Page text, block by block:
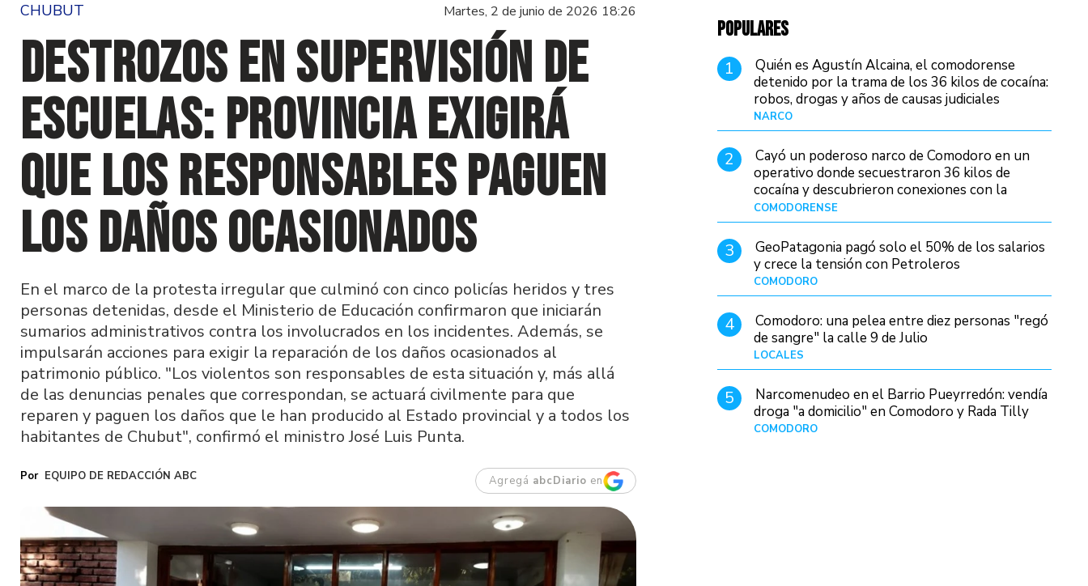
CHUBUT Martes, 2 de junio de 2026 18:26
Destrozos en Supervisión de
Escuelas: Provincia exigirá
que los responsables paguen
los daños ocasionados
En el marco de la protesta irregular que culminó con cinco policías heridos y tres
personas detenidas, desde el Ministerio de Educación confirmaron que iniciarán
sumarios administrativos contra los involucrados en los incidentes. Además, se
impulsarán acciones para exigir la reparación de los daños ocasionados al
patrimonio público. "Los violentos son responsables de esta situación y, más allá
de las denuncias penales que correspondan, se actuará civilmente para que
reparen y paguen los daños que le han producido al Estado provincial y a todos los
habitantes de Chubut", confirmó el ministro José Luis Punta.
EQUIPO DE REDACCIÓN ABC Agregá abcDiario en
POPULARES
1
Quién es Agustín Alcaina, el comodorense
detenido por la trama de los 36 kilos de cocaína:
robos, drogas y años de causas judiciales
NARCO
2
Cayó un poderoso narco de Comodoro en un
operativo donde secuestraron 36 kilos de
cocaína y descubrieron conexiones con la
Patagonia
COMODORENSE
3
GeoPatagonia pagó solo el 50% de los salarios
y crece la tensión con Petroleros
COMODORO
4
Comodoro: una pelea entre diez personas "regó
de sangre" la calle 9 de Julio
LOCALES
5
Narcomenudeo en el Barrio Pueyrredón: vendía
droga "a domicilio" en Comodoro y Rada Tilly
COMODORO